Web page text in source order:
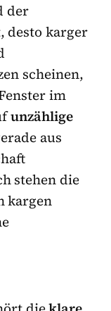
der
desto karger
scheinen,
im
unzählige
aus
stehen die
kargen